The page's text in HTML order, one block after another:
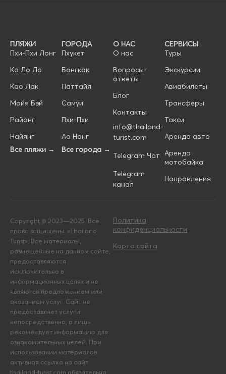
ПЛЯЖИ
Пхи-Пхи Лонг
Ко Ло Ло
Као Лак
Майя Бэй
Районг
Найянг
Все пляжи →
ГОРОДА
Пхукет
Бангкок
Паттайя
Самуи
Пхи-Пхи
Ао Нанг
Все города →
О НАС
О нас
Вопросы-
ответы
Блог
Контакты
info@thailand-
turist.com
Telegram Чат
Telegram
канал
СЕРВИСЫ
Туры
Экскурсии
Авиабилеты
Трансферы
Такси
Аренда авто
Аренда
мотобайка
Направления
Copyright © 2023—2025. Все
права защищены. «Thailand
Turist». Все материалы,
размещенные на данном сайте,
предоставляются
исключительно в
информационных целях и не
являются предложением или
оказанием услуг. Сайт не
предоставляет услуги
непосредственно, а лишь
рекомендует информацию для
ознакомительных целей. При
использовании материалов
активная ссылка на сайт
thailand-turist.com обязательна.
Политика
конфиденциальности
Карта сайта